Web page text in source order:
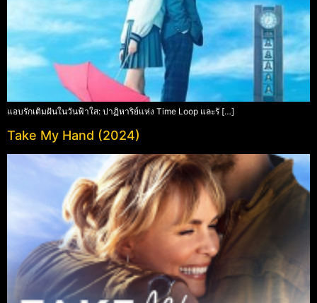
แอบรักเติมฝันในวันฟ้าใส: ปาฏิหาริย์แห่ง Time Loop และรั […]
Take My Hand (2024)